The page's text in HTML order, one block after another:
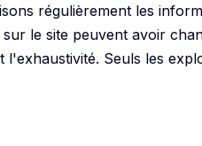
régulièrement les
le site peuvent avoir
l'exhaustivité. Seuls les